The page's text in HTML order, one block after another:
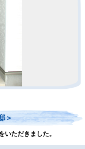
＞
いただきました。